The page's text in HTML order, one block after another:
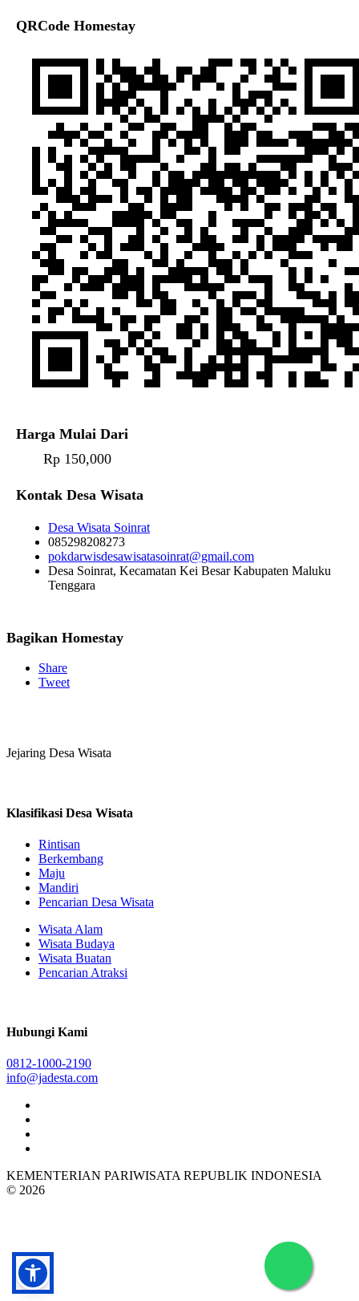
QRCode Homestay
Harga Mulai Dari
Rp 150,000
Kontak Desa Wisata
Desa Wisata Soinrat
085298208273
pokdarwisdesawisatasoinrat@gmail.com
Desa Soinrat, Kecamatan Kei Besar Kabupaten Maluku
Tenggara
Bagikan Homestay
Share
Tweet
Jejaring Desa Wisata
Klasifikasi Desa Wisata
Rintisan
Berkembang
Maju
Mandiri
Pencarian Desa Wisata
Wisata Alam
Wisata Budaya
Wisata Buatan
Pencarian Atraksi
Hubungi Kami
0812-1000-2190
info@jadesta.com
KEMENTERIAN PARIWISATA REPUBLIK INDONESIA
© 2026